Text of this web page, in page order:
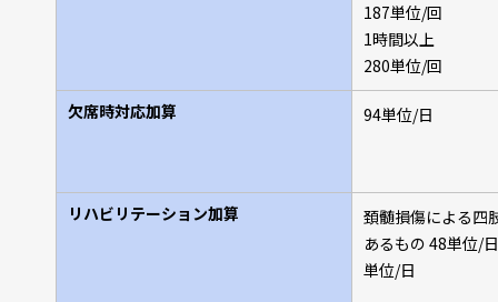
187単位/回
1時間以上
280単位/回
欠席時対応加算 94単位/日
リハビリテーション加算
頚髄損傷による四
あるもの 48単位/
単位/日